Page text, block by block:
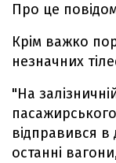
Про це
Крім важко
незначних
"На
відправився
останні